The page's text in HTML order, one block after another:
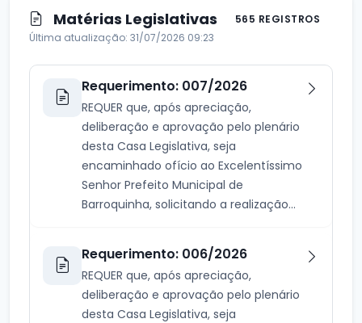
Matérias Legislativas
565 REGISTROS
Última atualização: 31/07/2026 09:23
Requerimento: 007/2026
REQUER que, após apreciação,
deliberação e aprovação pelo plenário
desta Casa Legislativa, seja
encaminhado ofício ao Excelentíssimo
Senhor Prefeito Municipal de
Barroquinha, solicitando a realização...
Requerimento: 006/2026
REQUER que, após apreciação,
deliberação e aprovação pelo plenário
desta Casa Legislativa, seja